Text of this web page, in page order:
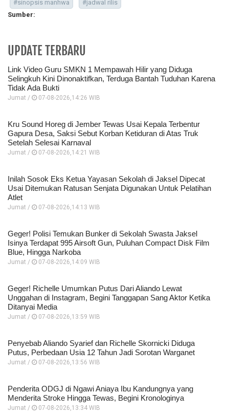
#sinopsis manhwa
#jadwal rilis
Sumber:
UPDATE TERBARU
Link Video Guru SMKN 1 Mempawah Hilir yang Diduga
Selingkuh Kini Dinonaktifkan, Terduga Bantah Tuduhan Karena
Tidak Ada Bukti
Jumat / 07-08-2026,14:26 WIB
Kru Sound Horeg di Jember Tewas Usai Kepala Terbentur
Gapura Desa, Saksi Sebut Korban Ketiduran di Atas Truk
Setelah Selesai Karnaval
Jumat / 07-08-2026,14:21 WIB
Inilah Sosok Eks Ketua Yayasan Sekolah di Jaksel Dipecat
Usai Ditemukan Ratusan Senjata Digunakan Untuk Pelatihan
Atlet
Jumat / 07-08-2026,14:13 WIB
Geger! Polisi Temukan Bunker di Sekolah Swasta Jaksel
Isinya Terdapat 995 Airsoft Gun, Puluhan Compact Disk Film
Blue, Hingga Narkoba
Jumat / 07-08-2026,14:09 WIB
Geger! Richelle Umumkan Putus Dari Aliando Lewat
Unggahan di Instagram, Begini Tanggapan Sang Aktor Ketika
Ditanyai Media
Jumat / 07-08-2026,13:59 WIB
Penyebab Aliando Syarief dan Richelle Skornicki Diduga
Putus, Perbedaan Usia 12 Tahun Jadi Sorotan Warganet
Jumat / 07-08-2026,13:56 WIB
Penderita ODGJ di Ngawi Aniaya Ibu Kandungnya yang
Menderita Stroke Hingga Tewas, Begini Kronologinya
Jumat / 07-08-2026,13:34 WIB